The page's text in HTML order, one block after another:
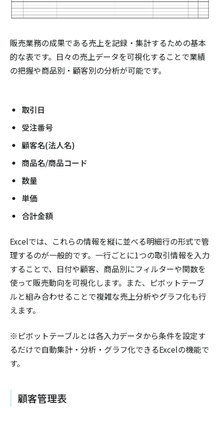
販売業務の成果である売上を記録・集計するための基本
的な表です。日々の売上データを可視化することで業績
の把握や商品別・顧客別の分析が可能です。
取引日
受注番号
顧客名(法人名)
商品名/商品コード
数量
単価
合計金額
Excelでは、これらの情報を縦に並べる明細行の形式で管
理するのが一般的です。一行ごとに1つの取引情報を入力
することで、日付や顧客、商品別にフィルターや関数を
使って販売動向を可視化します。また、ピボットテーブ
ルと組み合わせることで複雑な売上分析やグラフ化も行
えます。
※ピボットテーブルとは各入力データから条件を設定す
るだけで自動集計・分析・グラフ化できるExcelの機能で
す。
顧客管理表